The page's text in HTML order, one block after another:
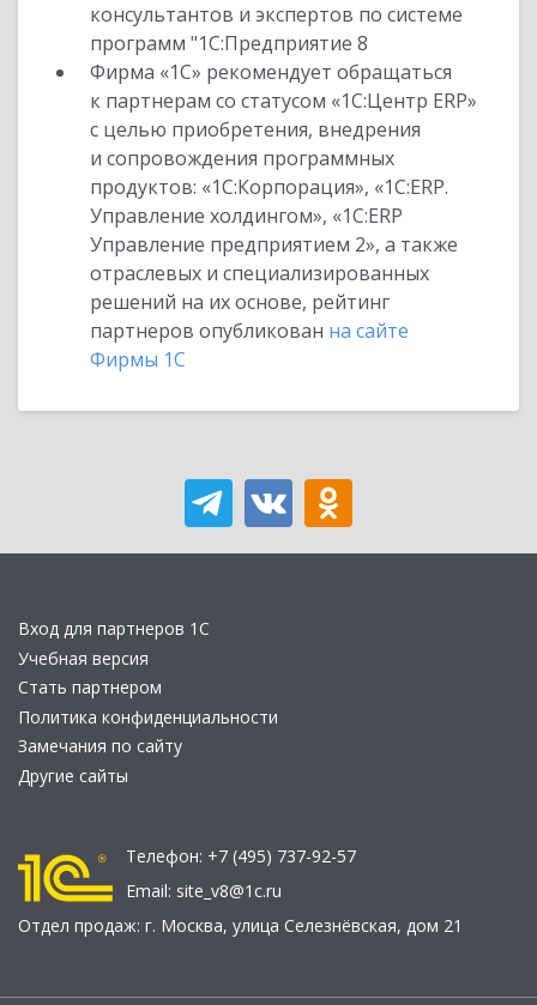
консультантов и экспертов по системе
программ "1С:Предприятие 8
Фирма «1С» рекомендует обращаться
к партнерам со статусом «1С:Центр ERP»
с целью приобретения, внедрения
и сопровождения программных
продуктов: «1С:Корпорация», «1С:ERP.
Управление холдингом», «1С:ERP
Управление предприятием 2», а также
отраслевых и специализированных
решений на их основе, рейтинг
партнеров опубликован на сайте
Фирмы 1С
Вход для партнеров 1С
Учебная версия
Стать партнером
Политика конфиденциальности
Замечания по сайту
Другие сайты
Телефон: +7 (495) 737-92-57
Email: site_v8@1c.ru
Отдел продаж: г. Москва, улица Селезнёвская, дом 21